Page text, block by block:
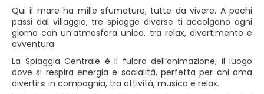
Qui il mare ha mille sfumature, tutte da vivere. A pochi
passi dal villaggio, tre spiagge diverse ti accolgono ogni
giorno con un’atmosfera unica, tra relax, divertimento e
avventura.
La Spiaggia Centrale è il fulcro dell’animazione, il luogo
dove si respira energia e socialità, perfetta per chi ama
divertirsi in compagnia, tra attività, musica e relax.